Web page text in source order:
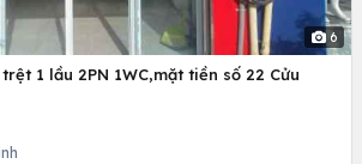
6
1 lầu 2PN 1WC,mặt tiền số 22 Cửu